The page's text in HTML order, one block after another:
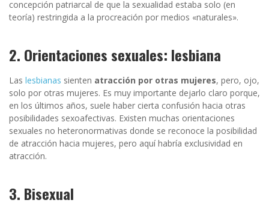
concepción patriarcal de que la sexualidad estaba solo (en
teoría) restringida a la procreación por medios «naturales».
2. Orientaciones sexuales: lesbiana
Las lesbianas sienten atracción por otras mujeres, pero, ojo,
solo por otras mujeres. Es muy importante dejarlo claro porque,
en los últimos años, suele haber cierta confusión hacia otras
posibilidades sexoafectivas. Existen muchas orientaciones
sexuales no heteronormativas donde se reconoce la posibilidad
de atracción hacia mujeres, pero aquí habría exclusividad en
atracción.
3. Bisexual